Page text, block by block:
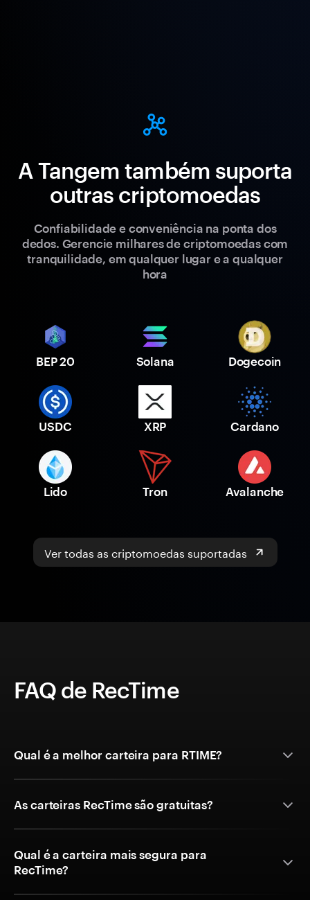
A Tangem também suporta
outras criptomoedas
Confiabilidade e conveniência na ponta dos
dedos. Gerencie milhares de criptomoedas com
tranquilidade, em qualquer lugar e a qualquer
hora
BEP 20 Solana Dogecoin
USDC XRP Cardano
Lido Tron Avalanche
Ver todas as criptomoedas suportadas
FAQ de RecTime
Qual é a melhor carteira para RTIME?
As carteiras RecTime são gratuitas?
Qual é a carteira mais segura para
RecTime?